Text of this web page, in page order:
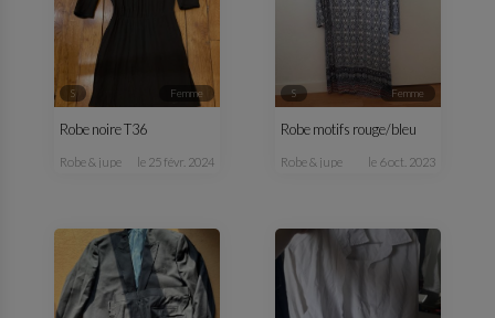
S femme
Robe noire T36
robe & jupe le 25 févr. 2024
S femme
Robe motifs rouge/bleu
robe & jupe le 6 oct. 2023